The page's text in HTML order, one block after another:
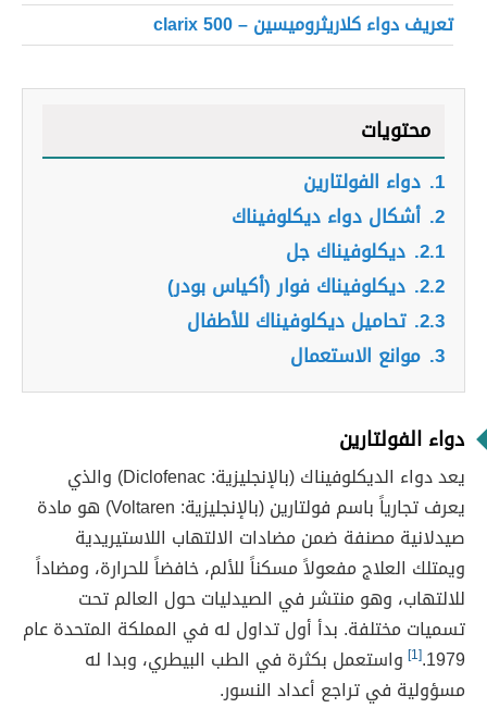
تعريف دواء كلاريثروميسين – clarix 500
محتويات
1. دواء الفولتارين
2. أشكال دواء ديكلوفيناك
2.1. ديكلوفيناك جل
2.2. ديكلوفيناك فوار (أكياس بودر)
2.3. تحاميل ديكلوفيناك للأطفال
3. موانع الاستعمال
دواء الفولتارين
يعد دواء الديكلوفيناك (بالإنجليزية: Diclofenac) والذي
يعرف تجارياً باسم فولتارين (بالإنجليزية: Voltaren) هو مادة
صيدلانية مصنفة ضمن مضادات الالتهاب اللاستيريدية
ويمتلك العلاج مفعولاً مسكناً للألم، خافضاً للحرارة، ومضاداً
للالتهاب، وهو منتشر في الصيدليات حول العالم تحت
تسميات مختلفة. بدأ أول تداول له في المملكة المتحدة عام
1979.
[1]
واستعمل بكثرة في الطب البيطري، وبدا له
مسؤولية في تراجع أعداد النسور.